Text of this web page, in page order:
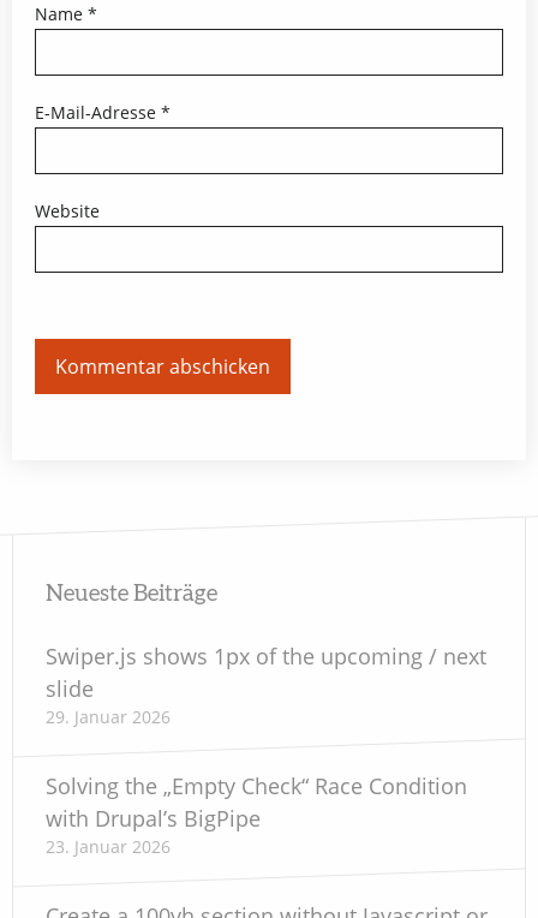
Name *
E-Mail-Adresse *
Website
Neueste Beiträge
Swiper.js shows 1px of the upcoming / next
slide
29. Januar 2026
Solving the „Empty Check“ Race Condition
with Drupal’s BigPipe
23. Januar 2026